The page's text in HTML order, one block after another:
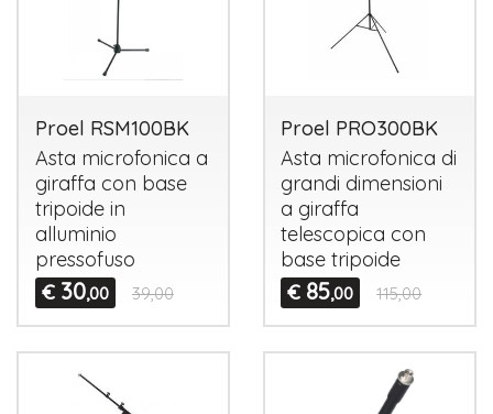
Proel RSM100BK
Asta microfonica a
giraffa con base
tripoide in
alluminio
pressofuso
€ 30,00 39,00
Proel PRO300BK
Asta microfonica di
grandi dimensioni
a giraffa
telescopica con
base tripoide
€ 85,00 115,00